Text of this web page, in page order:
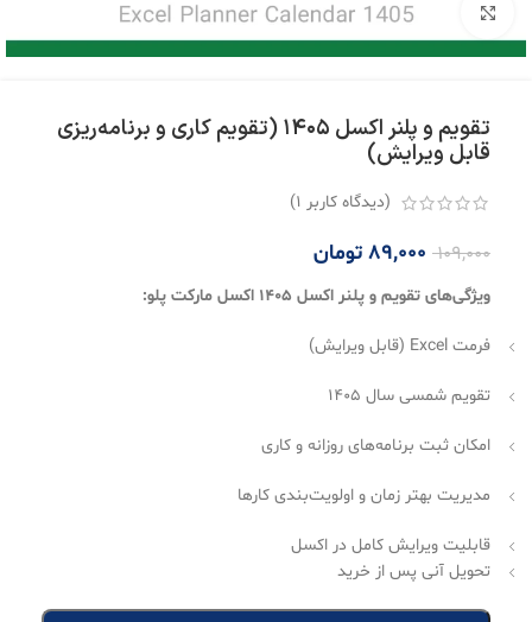
بزرگنمایی تصویر
تقویم و پلنر اکسل ۱۴۰۵ (تقویم کاری و برنامه‌ریزی
قابل ویرایش)
(دیدگاه کاربر 1
)
109,000
89,000 تومان
ویژگی‌های تقویم و پلنر اکسل ۱۴۰۵ اکسل مارکت پلو:
فرمت Excel (قابل ویرایش)
تقویم شمسی سال ۱۴۰۵
امکان ثبت برنامه‌های روزانه و کاری
مدیریت بهتر زمان و اولویت‌بندی کارها
قابلیت ویرایش کامل در اکسل
تحویل آنی پس از خرید